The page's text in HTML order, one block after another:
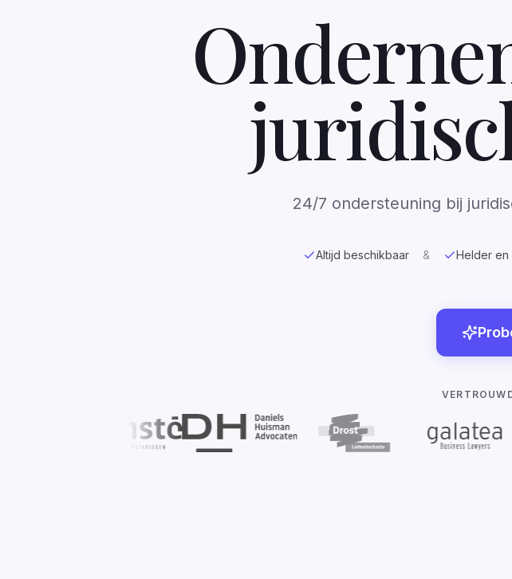
24/7 ondersteuning bij
Altijd beschikbaar & Helder en